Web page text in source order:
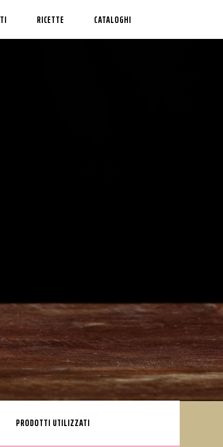
RICETTE CATALOGHI
PRODOTTI UTILIZZATI